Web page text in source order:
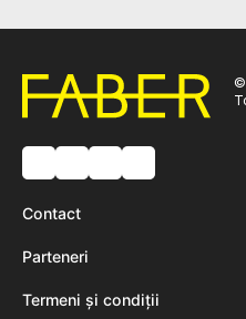
©
Contact
Parteneri
Termeni și condiții